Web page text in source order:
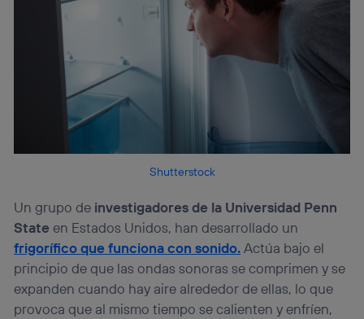
Shutterstock
Un grupo de investigadores de la Universidad Penn
State en Estados Unidos, han desarrollado un
frigorífico que funciona con sonido.Actúa bajo el
principio de que las ondas sonoras se comprimen y se
expanden cuando hay aire alrededor de ellas, lo que
provoca que al mismo tiempo se calienten y enfríen,